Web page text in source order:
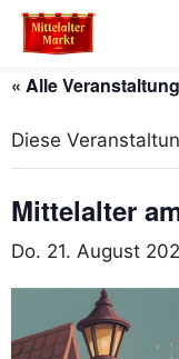
Zum
Inhalt
« Alle
Diese
Mittelalter
Do. 21. August